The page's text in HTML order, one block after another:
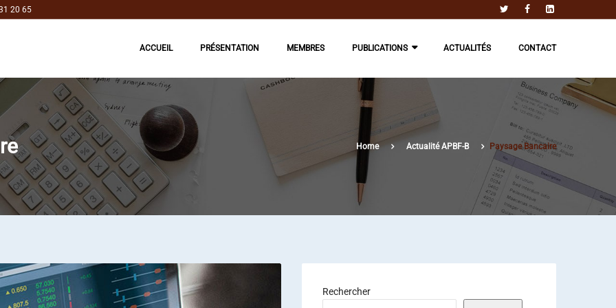
20 65
ACCUEIL PRÉSENTATION MEMBRES PUBLICATIONS ACTUALITÉS CONTACT
Home Actualité APBF-B Paysage Bancaire
Rechercher